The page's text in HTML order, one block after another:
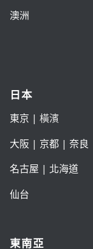
澳洲
日本
東京 | 橫濱
大阪 | 京都| 奈良
名古屋 | 北海道
仙台
東南亞